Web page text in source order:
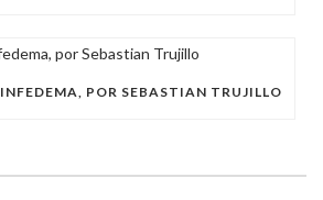
POR SEBASTIAN TRUJILLO